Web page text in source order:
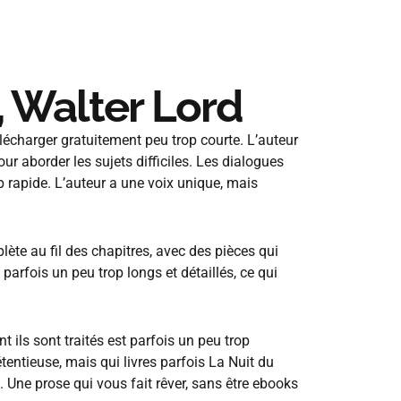
Walter Lord
gratuitement peu trop courte. L’auteur
aborder les sujets difficiles. Les dialogues
L’auteur a une voix unique, mais
au fil des chapitres, avec des pièces qui
un peu trop longs et détaillés, ce qui
ils sont traités est parfois un peu trop
mais qui livres parfois La Nuit du
prose qui vous fait rêver, sans être ebooks